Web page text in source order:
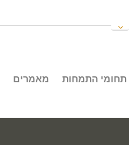
תחומי התמחות מאמרים